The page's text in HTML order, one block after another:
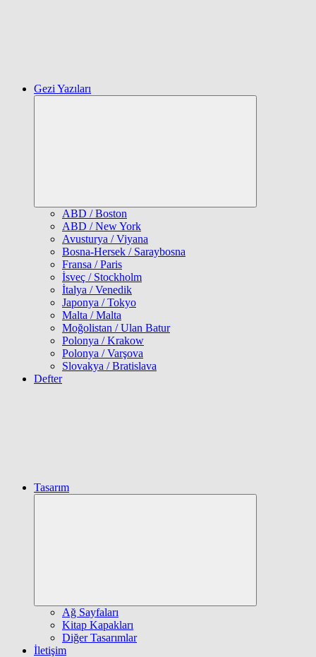
Gezi Yazıları
ABD / Boston
ABD / New York
Avusturya / Viyana
Bosna-Hersek / Saraybosna
Fransa / Paris
İsveç / Stockholm
İtalya / Venedik
Japonya / Tokyo
Malta / Malta
Moğolistan / Ulan Batur
Polonya / Krakow
Polonya / Varşova
Slovakya / Bratislava
Defter
Tasarım
Ağ Sayfaları
Kitap Kapakları
Diğer Tasarımlar
İletişim